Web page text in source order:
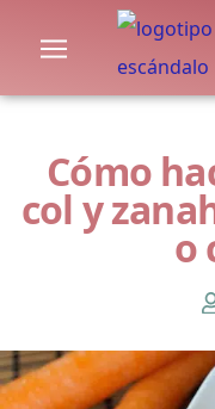
Cómo
col y
o